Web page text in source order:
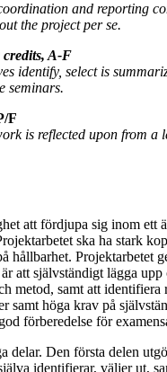
and reporting
the project per se.
credits, A-F
identify, select is
seminars.
F
is reflected upon from a
att fördjupa sig inom ett
ska ha stark
hållbarhet. Projektarbetet
att självständigt lägga upp
metod, samt att identifiera
samt höga krav på
förberedelse för
delar. Den första delen
identifierar, väljer ut,